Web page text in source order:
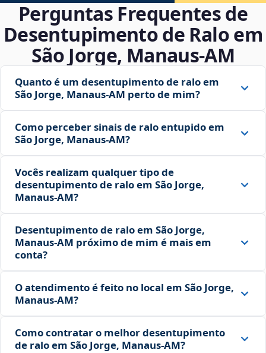
Perguntas Frequentes de
Desentupimento de Ralo em
São Jorge, Manaus‑AM
Quanto é um desentupimento de ralo em
São Jorge, Manaus‑AM perto de mim?
Como perceber sinais de ralo entupido em
São Jorge, Manaus‑AM?
Vocês realizam qualquer tipo de
desentupimento de ralo em São Jorge,
Manaus‑AM?
Desentupimento de ralo em São Jorge,
Manaus‑AM próximo de mim é mais em
conta?
O atendimento é feito no local em São Jorge,
Manaus‑AM?
Como contratar o melhor desentupimento
de ralo em São Jorge, Manaus‑AM?